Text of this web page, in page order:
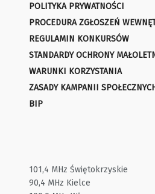
POLITYKA PRYWATNOŚCI
PROCEDURA ZGŁOSZEŃ
REGULAMIN KONKURSÓW
STANDARDY OCHRONY
WARUNKI KORZYSTANIA
ZASADY KAMPANII
BIP
101,4 MHz Świętokrzyskie
90,4 MHz Kielce